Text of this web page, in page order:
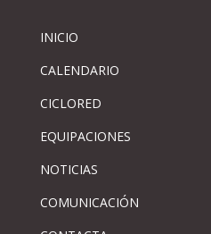
INICIO
CALENDARIO
CICLORED
EQUIPACIONES
NOTICIAS
COMUNICACIÓN